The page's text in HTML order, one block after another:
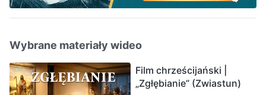
Wybrane materiały wideo
Film chrześcijański |
„Zgłębianie” (Zwiastun)